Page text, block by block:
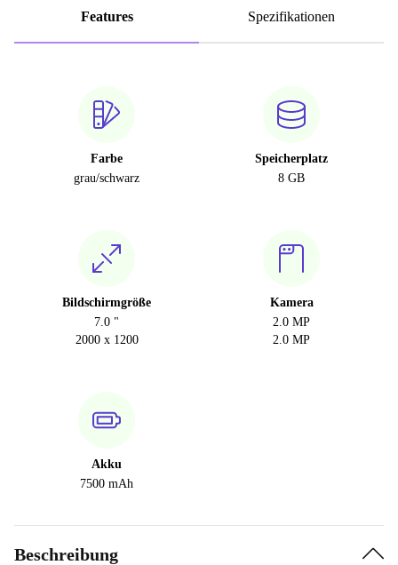
Features Spezifikationen
Farbe
grau/schwarz
Speicherplatz
8 GB
Bildschirmgröße
7.0 "
2000 x 1200
Kamera
2.0 MP
2.0 MP
Akku
7500 mAh
Beschreibung